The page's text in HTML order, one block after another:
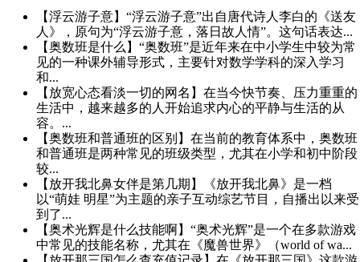
【浮云游子意】“浮云游子意”出自唐代诗人李白的《送友
人》，原句为“浮云游子意，落日故人情”。这句话表达...
【奥数班是什么】“奥数班”是近年来在中小学生中较为常
见的一种课外辅导形式，主要针对数学学科的深入学习
和...
【放宽心态看淡一切的网名】在当今快节奏、压力重重的
生活中，越来越多的人开始追求内心的平静与生活的从
容。...
【奥数班和普通班的区别】在当前的教育体系中，奥数班
和普通班是两种常见的班级类型，尤其在小学和初中阶段
较...
【放开我北鼻女伴是第几期】《放开我北鼻》是一档
以“萌娃 明星”为主题的亲子互动综艺节目，自播出以来受
到了...
【奥术光辉是什么技能啊】“奥术光辉”是一个在多款游戏
中常见的技能名称，尤其在《魔兽世界》（world of wa...